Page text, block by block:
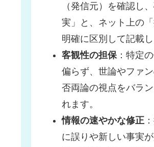
（発信元）を確認し
実」と、ネット上の
明確に区別して記載し
客観性の担保 ：特定
偏らず、世論やファ
否両論の視点をバラ
れます。
情報の速やかな修正
に誤りや新しい事実